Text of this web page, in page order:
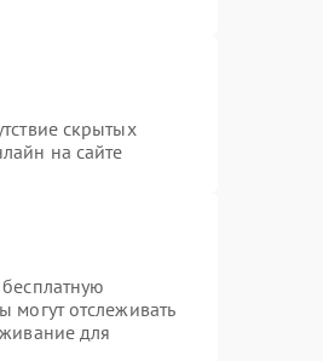
скрытых
на сайте
могут отслеживать
для